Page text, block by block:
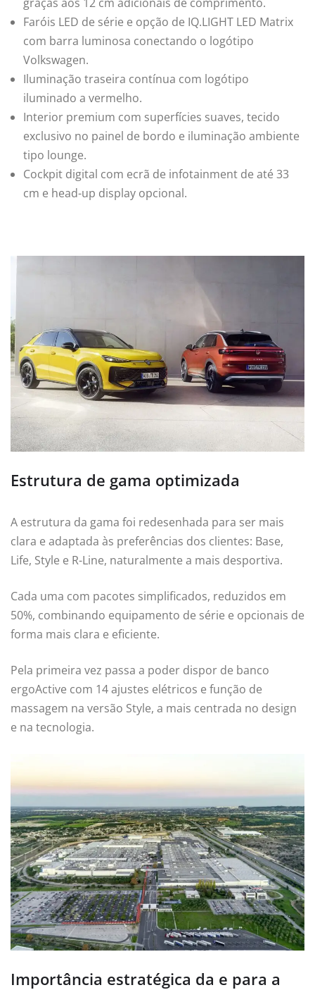
Faróis LED de série e opção de IQ.LIGHT LED Matrix
com barra luminosa conectando o logótipo
Volkswagen.
Iluminação traseira contínua com logótipo
iluminado a vermelho.
Interior premium com superfícies suaves, tecido
exclusivo no painel de bordo e iluminação ambiente
tipo lounge.
Cockpit digital com ecrã de infotainment de até 33
cm e head-up display opcional.
Estrutura de gama optimizada
A estrutura da gama foi redesenhada para ser mais
clara e adaptada às preferências dos clientes: Base,
Life, Style e R-Line, naturalmente a mais desportiva.
Cada uma com pacotes simplificados, reduzidos em
50%, combinando equipamento de série e opcionais de
forma mais clara e eficiente.
Pela primeira vez passa a poder dispor de banco
ergoActive com 14 ajustes elétricos e função de
massagem na versão Style, a mais centrada no design
e na tecnologia.
Importância estratégica da e para a